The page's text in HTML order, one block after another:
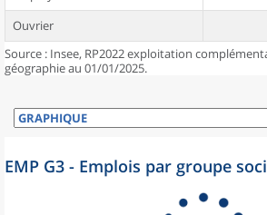
Ouvrier
Source : Insee, RP2022 exploitation
géographie au 01/01/2025.
EMP G3 - Emplois par groupe